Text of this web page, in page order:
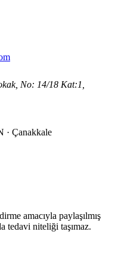
No: 14/18 Kat:1,
Çanakkale
amacıyla paylaşılmış
tedavi niteliği taşımaz.